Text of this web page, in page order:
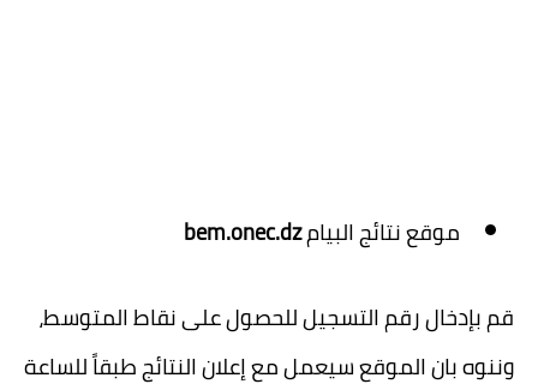
موقع نتائج البيامbem.onec.dz
قم بإدخال رقم التسجيل للحصول على نقاط المتوسط،
وننوه بان الموقع سيعمل مع إعلان النتائج طبقاً للساعة